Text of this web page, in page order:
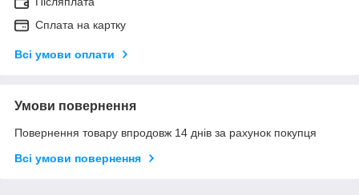
Сплата на картку
Всі умови оплати
Умови повернення
Повернення товару впродовж 14 днів за рахунок покупця
Всі умови повернення